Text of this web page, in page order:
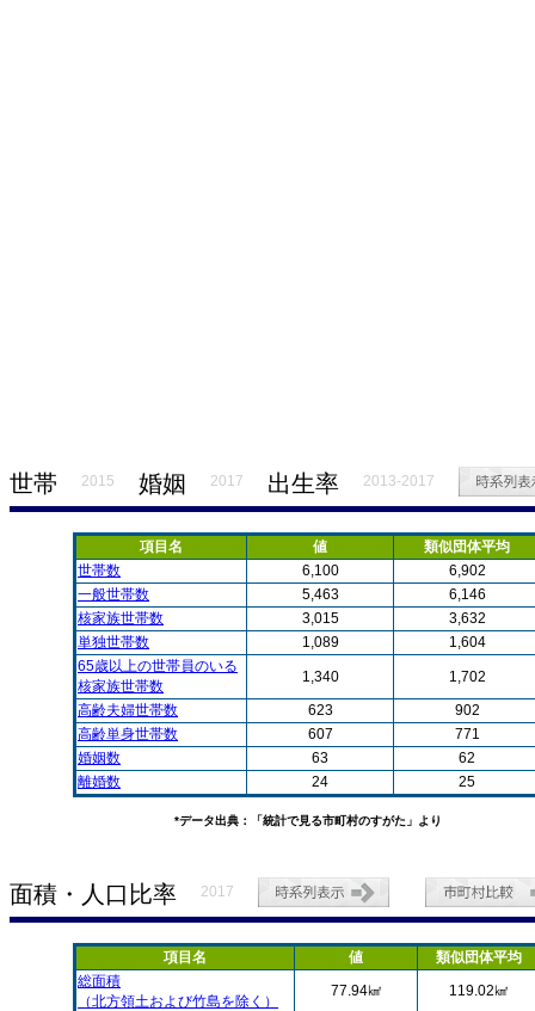
世帯 2015 婚姻 2017 出生率 2013-2017
項目名 値
類似団体平均
世帯数
6,100
6,902
一般世帯数
5,463
6,146
核家族世帯数
3,015
3,632
単独世帯数
1,089
1,604
65歳以上の世帯員のいる
核家族世帯数
1,340
1,702
高齢夫婦世帯数
623
902
高齢単身世帯数
607
771
婚姻数
63
62
離婚数
24 25
*データ出典：「統計で見る市町村のすがた」より
面積・人口比率 2017
項目名 値
類似団体平均
総面積
（北方領土および竹島を除く）
77.94㎢ 119.02㎢